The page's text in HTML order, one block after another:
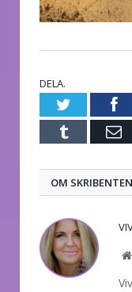
DELA.
Twitter
Tumblr E-
OM SKRIBENTEN